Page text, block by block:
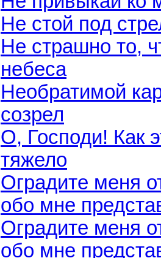
Не стой под
Не страшно то,
небеса
Необратимой
созрел
О, Господи! Как
тяжело
Оградите меня
обо мне
Оградите меня
обо мне